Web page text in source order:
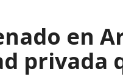
en
privada